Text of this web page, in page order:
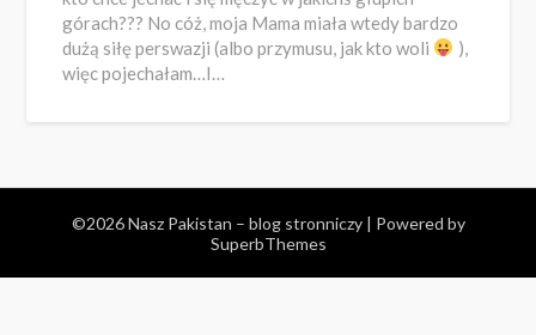
górach??? No cóż, moja Mama miała wtedy bardzo
dużą siłę perswazji (albo przymusu, jak kto woli
),
więc pojechałam…I…
©2026 Nasz Pakistan – blog stronniczy | Powered by
SuperbThemes